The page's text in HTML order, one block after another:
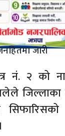
जारी
नं. २ को
जिल्लाका
सिफारिसको